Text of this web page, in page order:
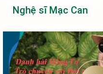
Nghệ sĩ Mạc Can